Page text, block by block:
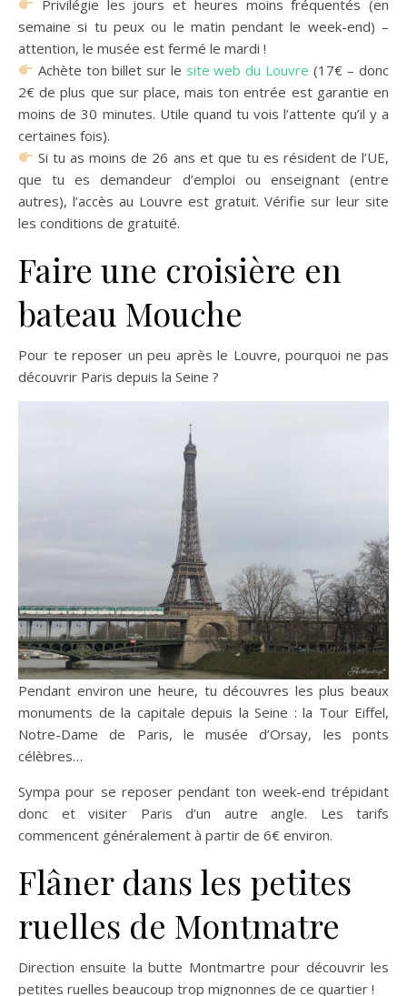
Privilégie les jours et heures moins fréquentés (en
semaine si tu peux ou le matin pendant le week-end) –
attention, le musée est fermé le mardi !
Achète ton billet sur le site web du Louvre (17€ – donc
2€ de plus que sur place, mais ton entrée est garantie en
moins de 30 minutes. Utile quand tu vois l’attente qu’il y a
certaines fois).
Si tu as moins de 26 ans et que tu es résident de l’UE,
que tu es demandeur d’emploi ou enseignant (entre
autres), l’accès au Louvre est gratuit. Vérifie sur leur site
les conditions de gratuité.
Faire une croisière en
bateau Mouche
Pour te reposer un peu après le Louvre, pourquoi ne pas
découvrir Paris depuis la Seine ?
Pendant environ une heure, tu découvres les plus beaux
monuments de la capitale depuis la Seine : la Tour Eiffel,
Notre-Dame de Paris, le musée d’Orsay, les ponts
célèbres…
Sympa pour se reposer pendant ton week-end trépidant
donc et visiter Paris d’un autre angle. Les tarifs
commencent généralement à partir de 6€ environ.
Flâner dans les petites
ruelles de Montmatre
Direction ensuite la butte Montmartre pour découvrir les
petites ruelles beaucoup trop mignonnes de ce quartier !